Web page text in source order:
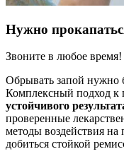
Нужно
Звоните в любое время!
Обрывать запой нужно
Комплексный подход к
устойчивого
проверенные
методы воздействия на
добиться стойкой